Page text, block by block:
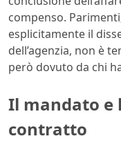
compenso.
esplicitamente il
dell’agenzia, non è
però dovuto da chi
Il mandato e
contratto